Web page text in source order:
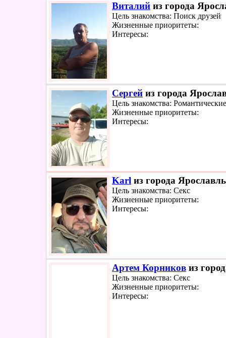
Виталий из города
Цель знакомства: Поиск друзей
Жизненные приоритеты:
Интересы:
Сергей из города
Цель знакомства:
Жизненные приоритеты:
Интересы:
Karl из города
Цель знакомства: Секс
Жизненные приоритеты:
Интересы:
Артем Корников из
Цель знакомства: Секс
Жизненные приоритеты:
Интересы: